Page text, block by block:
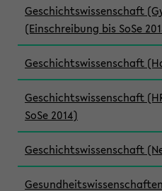
Geschichtswissenschaft
(Einschreibung bis SoSe
Geschichtswissenschaft
Geschichtswissenschaft
SoSe 2014)
Geschichtswissenschaft